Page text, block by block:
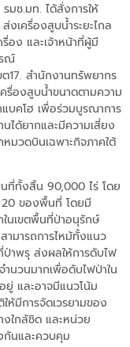
มช.มท. ได้สั่งการให้
เครื่องสูบน้ำระยะไกล
อง และเจ้าหน้าที่ผู้มี
ณ์
17. สำนักงานทรัพยากร
องสูบน้ำขนาดตามความ
บคโฮ เพื่อร่วมบูรณาการ
ได้ยากและมีความเสี่ยง
มวดบินเฉพาะกิจภาคใต้
ที่ทั้งสิ้น 90,000 ไร่ โดย
20 ของพื้นที่ โดยมี
นเขตพื้นที่ป่าอนุรักษ์
มารถการไหม้ทั้งแนว
าพรุ ส่งผลให้การดับไฟ
นวนมากเพื่อดับไฟป่าใน
และอาจมีแนวโน้ม
ห้มีการจัดเวรยามของ
ใกล้ชิด และหน่วย
นและควบคุม